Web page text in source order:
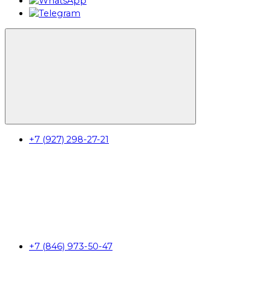
+7 (927) 298-27-21
+7 (846) 973-50-47